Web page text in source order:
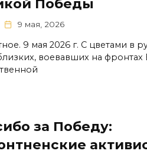
Победы
9 мая, 2026
9 мая 2026 г. С цветами в
воевавших на фронтах
за Победу: